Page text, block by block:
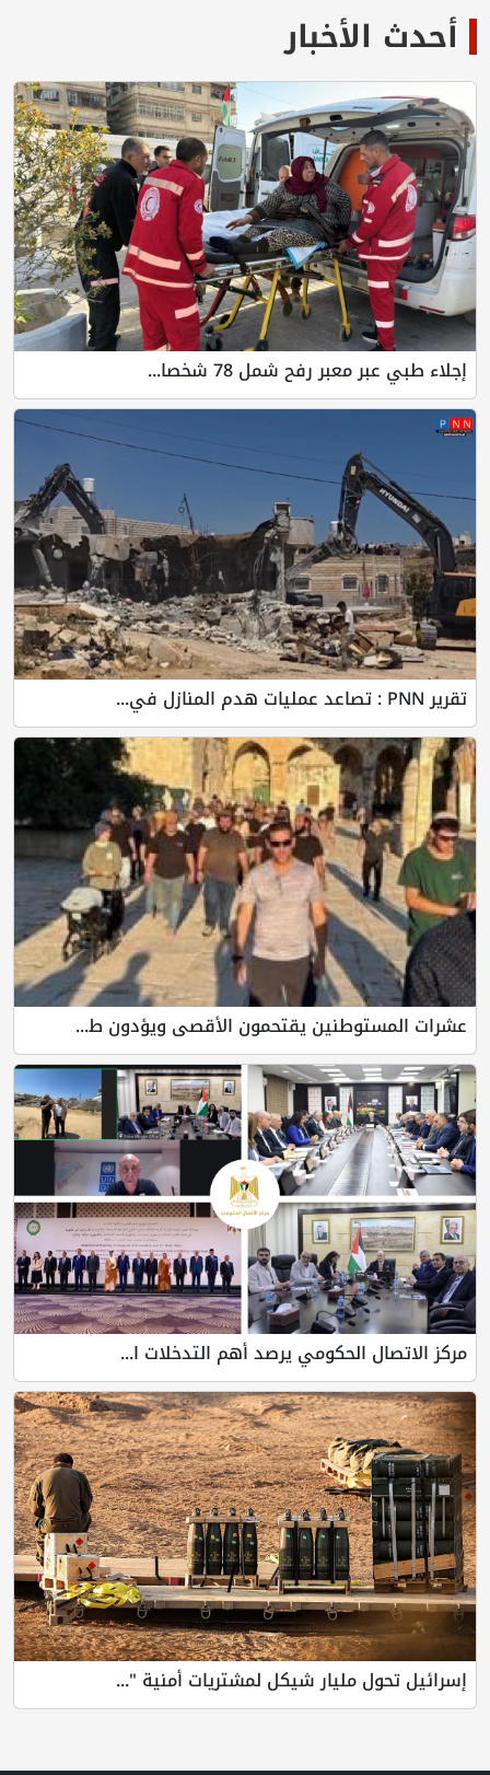
أحدث الأخبار
إجلاء طبي عبر معبر رفح شمل 78 شخصا...
تقرير PNN : تصاعد عمليات هدم المنازل في...
عشرات المستوطنين يقتحمون الأقصى ويؤدون ط...
مركز الاتصال الحكومي يرصد أهم التدخلات ا...
إسرائيل تحول مليار شيكل لمشتريات أمنية "...